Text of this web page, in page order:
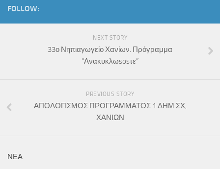
FOLLOW:
NEXT STORY
33ο Νηπιαγωγείο Χανίων. Πρόγραμμα
“Ανακυκλωsosτε”
PREVIOUS STORY
ΑΠΟΛΟΓΙΣΜΟΣ ΠΡΟΓΡΑΜΜΑΤΟΣ 1 ΔΗΜ ΣΧ,
ΧΑΝΙΩΝ
ΝΕΑ